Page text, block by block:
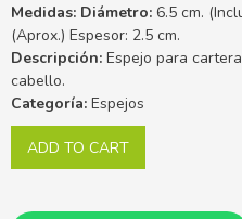
Medidas: Diámetro: 6.5 cm.
(Aprox.) Espesor: 2.5 cm.
Descripción: Espejo para
cabello.
Categoría: Espejos
ADD TO CART